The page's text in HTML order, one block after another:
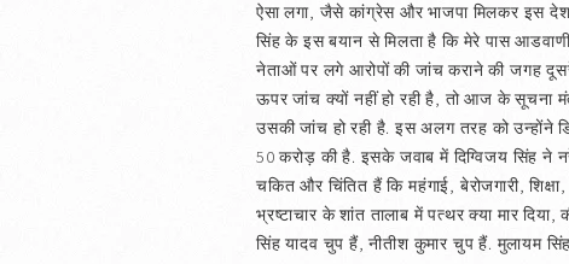
ऐसा लगा, जैसे कांग्रेस और भाजपा मिलकर इस देश
सिंह के इस बयान से मिलता है कि मेरे पास
नेताओं पर लगे आरोपों की जांच कराने की जगह
ऊपर जांच क्यों नहीं हो रही है, तो आज के सूचना
उसकी जांच हो रही है. इस अलग तरह को उन्होंने
50 करोड़ की है. इसके जवाब में दिग्विजय सिंह ने
चकित और चिंतित हैं कि महंगाई, बेरोजगारी,
भ्रष्टाचार के शांत तालाब में पत्थर क्या मार
सिंह यादव चुप हैं, नीतीश कुमार चुप हैं. मुलायम